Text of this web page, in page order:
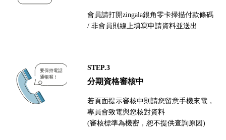
會員請打開zingala銀角零卡掃描付款條碼
/ 非會員則線上填寫申請資料並送出
STEP.3
分期資格審核中
若頁面提示審核中則請您留意手機來電，
專員會致電與您核對資料
(審核標準為機密，恕不提供查詢原因)